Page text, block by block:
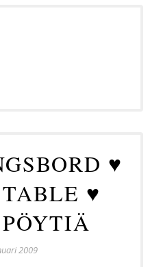
♥
♥
2009